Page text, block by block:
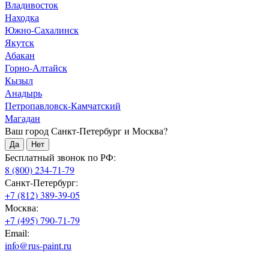
Владивосток
Находка
Южно-Сахалинск
Якутск
Абакан
Горно-Алтайск
Кызыл
Анадырь
Петропавловск-Камчатский
Магадан
Ваш город Санкт-Петербург и Москва?
Да Нет
Бесплатный звонок по РФ:
8 (800) 234-71-79
Санкт-Петербург:
+7 (812) 389-39-05
Москва:
+7 (495) 790-71-79
Email:
info@rus-paint.ru